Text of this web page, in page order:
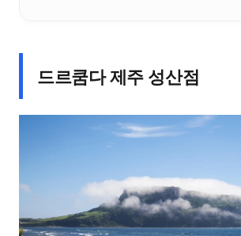
드르쿰다 제주 성산점